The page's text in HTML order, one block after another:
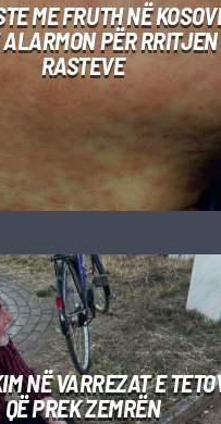
ME FRUTH NË
PËR RRITJEN
RASTEVE
NË VARREZAT E
QË PREK ZEMRËN